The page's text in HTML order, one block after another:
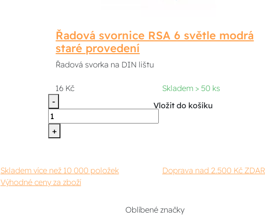
Řadová svornice RSA 6 světle modrá
staré provedení
Řadová svorka na DIN lištu
16 Kč
Skladem > 50 ks
-
+
Vložit do košíku
Skladem více než 10 000 položek
Doprava nad 2.500 Kč
Výhodné ceny za zboží
Oblíbené značky